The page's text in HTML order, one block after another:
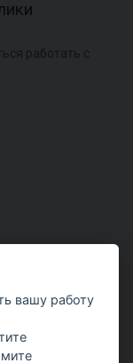
практическими
вашу работу